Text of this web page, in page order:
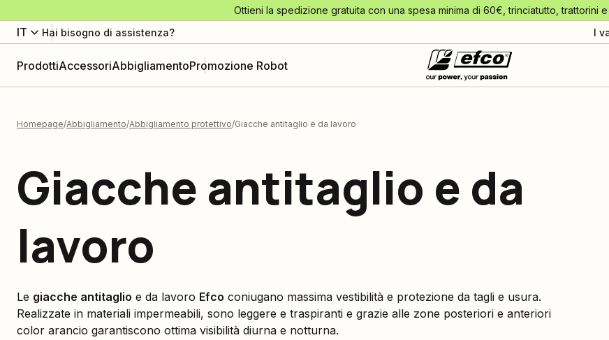
Ottieni la spedizione gratuita con una spesa minima di 60€, trinciatutto, trattorini
IT Hai bisogno di assistenza? I
ProdottiAccessoriAbbigliamentoPromozione Robot
Homepage Abbigliamento Abbigliamento protettivo Giacche antitaglio e da lavoro
Giacche antitaglio e da
lavoro
Le giacche antitaglio e da lavoro Efco coniugano massima vestibilità e protezione da tagli e usura.
Realizzate in materiali impermeabili, sono leggere e traspiranti e grazie alle zone posteriori e anteriori
color arancio garantiscono ottima visibilità diurna e notturna.